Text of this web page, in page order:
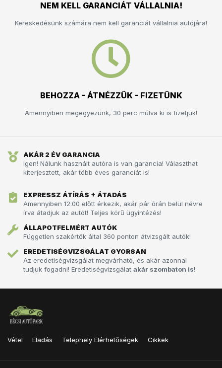
NEM KELL GARANCIÁT VÁLLALNIA!
Kereskedésünk számára nem kell garanciát vállalnia autójára!
BEHOZZA - ÁTNÉZZÜK - FIZETÜNK
Amennyiben megegyezünk, 30 perc múlva ki is fizetjük!
AKÁR 2 ÉV GARANCIA
Igen! Nálunk használt autóra is van garancia! Választhat
kiterjesztett, akár több éves garanciát is!
EXPRESSZ ÁTÍRÁS + ÁTADÁS
Amennyiben 12.00 előtt érkezik, akár pár órán belül névre
írva átadjuk az autót!­­­ Teljes körű ügyintézés!
ÁLLAPOTFELMÉRT AUTÓK
Független szakértők által 360 ponton átvizsgált autók!
EREDETISÉGVIZSGÁLAT GYORSAN
Az eredetiségvizsgálat megvárható, és akár azonnal
tudjuk fogadni! Eredetiségvizsgálat akár szombaton is!
Vétel Eladás Telephely Elérhetőségek Cikkek